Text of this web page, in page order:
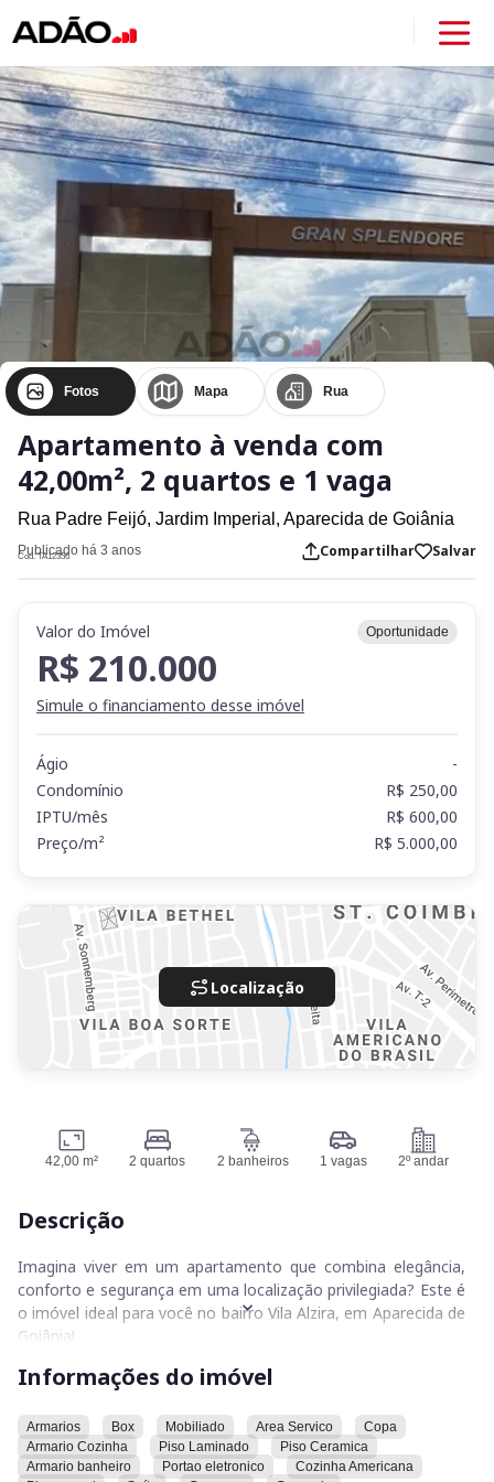
Fotos Mapa Rua
Apartamento à venda com
42,00m², 2 quartos e 1 vaga
Rua Padre Feijó, Jardim Imperial, Aparecida de Goiânia
Publicado há 3 anos
Cod. TA12356 Compartilhar Salvar
Valor do Imóvel Oportunidade
R$ 210.000
Simule o financiamento desse imóvel
Ágio
-
Condomínio
R$ 250,00
IPTU/mês
R$ 600,00
Preço/m²
R$ 5.000,00
Localização
42,00 m² 2 quartos 2 banheiros 1 vagas 2º andar
Descrição
Imagina viver em um apartamento que combina elegância,
conforto e segurança em uma localização privilegiada? Este é
o imóvel ideal para você no bairro Vila Alzira, em Aparecida de
Goiânia!
Pensado para acomodar a todos da melhor maneira possível,
deficiência, garantindo o bem-estar de todos os moradores.
Para aqueles que buscam o lazer, este condomínio é um
verdadeiro show! Com área de lazer completa, área pet para
Informações do imóvel
Armarios Box Mobiliado Area Servico
Copa
Armario Cozinha
Piso Laminado
Piso Ceramica
Armario banheiro
Portao eletronico
Cozinha Americana